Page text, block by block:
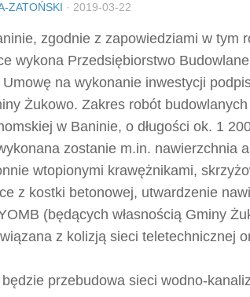
ZATOŃSKI · 2019-03-22
zgodnie z zapowiedziami w tym
wykona Przedsiębiorstwo
na wykonanie inwestycji
Żukowo. Zakres robót
w Baninie, o długości ok. 1
zostanie m.in. nawierzchnia
wtopionymi krawężnikami,
z kostki betonowej, utwardzenie
(będących własnością Gminy
z kolizją sieci teletechnicznej
przebudowa sieci wodno-